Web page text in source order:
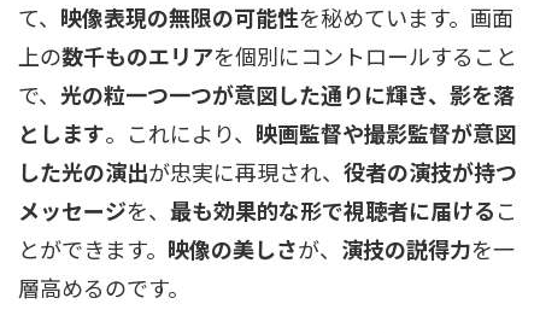
て、 映像表現の無限の可能性を秘めています。画面
上の数千ものエリアを個別にコントロールすること
で、 光の粒一つ一つが意図した通りに輝き、影を落
とします。これにより、 映画監督や撮影監督が意図
した光の演出が忠実に再現され、 役者の演技が持つ
メッセージを、 最も効果的な形で視聴者に届けるこ
とができます。 映像の美しさが、 演技の説得力を一
層高めるのです。